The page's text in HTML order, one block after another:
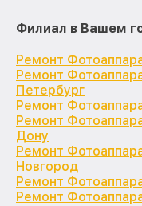
Филиал в Вашем
Ремонт
Ремонт
Петербург
Ремонт
Ремонт
Дону
Ремонт
Новгород
Ремонт
Ремонт